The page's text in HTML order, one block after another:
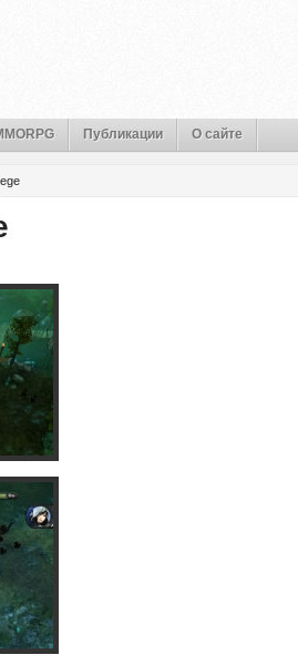
Публикации О сайте